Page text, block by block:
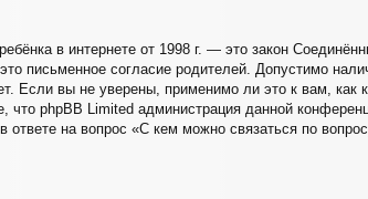
в интернете от 1998 г. — это закон
письменное согласие родителей. Допустимо
вы не уверены, применимо ли это к вам, как
phpBB Limited администрация данной
на вопрос «С кем можно связаться по